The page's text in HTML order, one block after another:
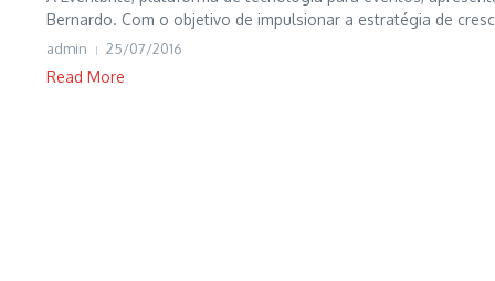
Bernardo. Com o objetivo de impulsionar a estratégia de
admin 25/07/2016
Read More